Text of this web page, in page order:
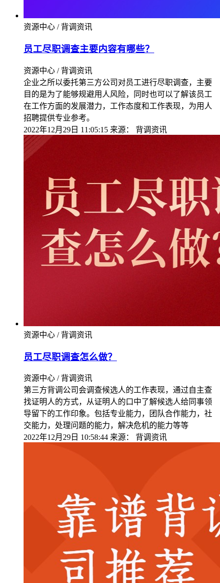
资源中心 / 背调资讯
员工尽职调查主要内容有哪些？
资源中心 / 背调资讯
企业之所以委托第三方公司对员工进行尽职调查，主要
目的是为了能够规避用人风险，同时也可以了解该员工
在工作方面的发展潜力，工作态度和工作表现，为用人
招聘提供专业参考。
2022年12月29日 11:05:15 来源： 背调资讯
资源中心 / 背调资讯
员工尽职调查怎么做？
资源中心 / 背调资讯
第三方背调公司会调查候选人的工作表现，通过自主查
找证明人的方式，从证明人的口中了解候选人给同事领
导留下的工作印象。包括专业能力，团队合作能力，社
交能力，处理问题的能力，解决危机的能力等等
2022年12月29日 10:58:44 来源： 背调资讯